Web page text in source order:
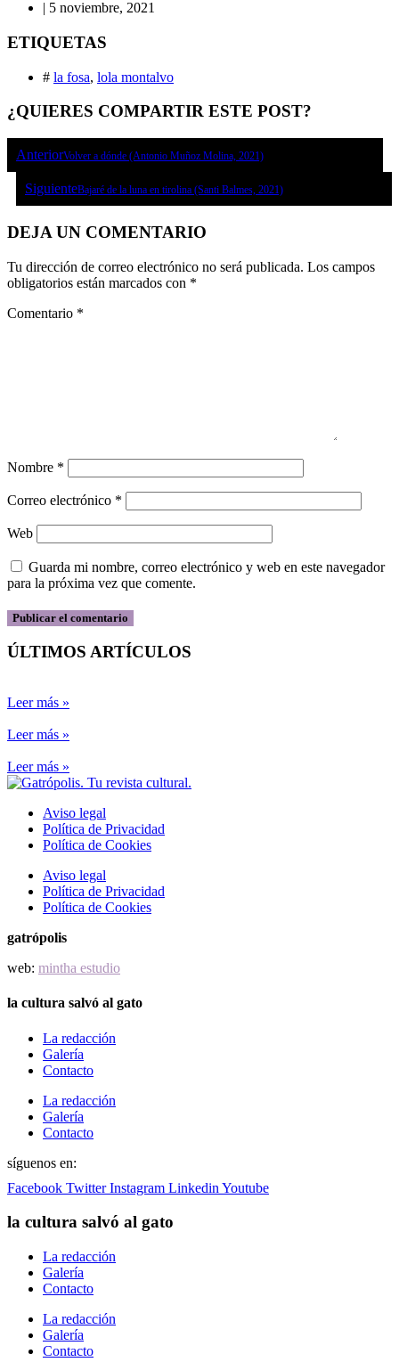
| 5 noviembre, 2021
ETIQUETAS
# la fosa, lola montalvo
¿QUIERES COMPARTIR ESTE POST?
AnteriorVolver a dónde (Antonio Muñoz Molina, 2021)
SiguienteBajaré de la luna en tirolina (Santi Balmes, 2021)
DEJA UN COMENTARIO
Tu dirección de correo electrónico no será publicada. Los campos
obligatorios están marcados con *
Comentario *
Nombre *
Correo electrónico *
Web
Guarda mi nombre, correo electrónico y web en este navegador
para la próxima vez que comente.
ÚLTIMOS ARTÍCULOS
Leer más »
Leer más »
Leer más »
Aviso legal
Política de Privacidad
Política de Cookies
Aviso legal
Política de Privacidad
Política de Cookies
gatrópolis
web: mintha estudio
la cultura salvó al gato
La redacción
Galería
Contacto
La redacción
Galería
Contacto
síguenos en:
Facebook Twitter Instagram Linkedin Youtube
la cultura salvó al gato
La redacción
Galería
Contacto
La redacción
Galería
Contacto